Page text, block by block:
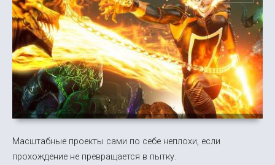
Масштабные проекты сами по себе неплохи, если
прохождение не превращается в пытку.